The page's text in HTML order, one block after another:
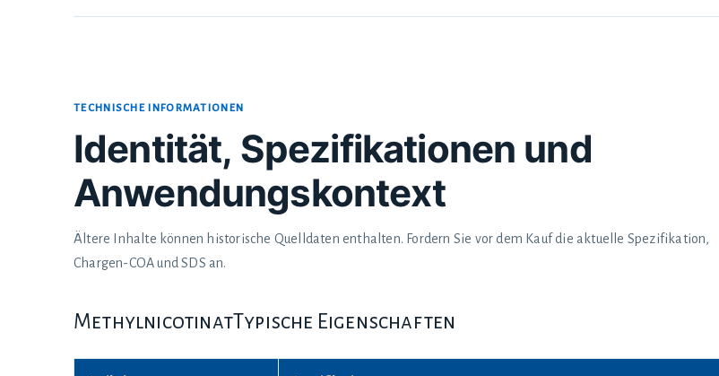
TECHNISCHE INFORMATIONEN
Identität, Spezifikationen und
Anwendungskontext
Ältere Inhalte können historische Quelldaten enthalten. Fordern Sie vor dem Kauf die aktuelle Spezifikation,
Chargen-COA und SDS an.
MethylnicotinatTypische Eigenschaften